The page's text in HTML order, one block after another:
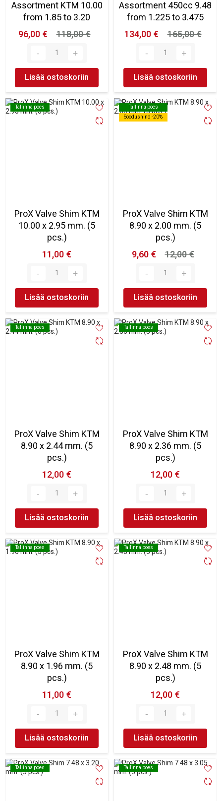
Assortment KTM 10.00
from 1.85 to 3.20
96,00 €
118,00 €
Lisää ostoskoriin
Assortment 450cc 9.48
from 1.225 to 3.475
134,00 €
165,00 €
Lisää ostoskoriin
Tallinna poes
Tallinna poes
ProX Valve Shim KTM
10.00 x 2.95 mm. (5
pcs.)
11,00 €
Lisää ostoskoriin
Tallinna poes
Soodushind -20%
Tallinna poes
Soodushind -20%
ProX Valve Shim KTM
8.90 x 2.00 mm. (5
pcs.)
9,60 €
12,00 €
Lisää ostoskoriin
Tallinna poes
Tallinna poes
ProX Valve Shim KTM
8.90 x 2.44 mm. (5
pcs.)
12,00 €
Lisää ostoskoriin
Tallinna poes
Tallinna poes
ProX Valve Shim KTM
8.90 x 2.36 mm. (5
pcs.)
12,00 €
Lisää ostoskoriin
Tallinna poes
Tallinna poes
ProX Valve Shim KTM
8.90 x 1.96 mm. (5
pcs.)
11,00 €
Lisää ostoskoriin
Tallinna poes
Tallinna poes
ProX Valve Shim KTM
8.90 x 2.48 mm. (5
pcs.)
12,00 €
Lisää ostoskoriin
Tallinna poes
Tallinna poes Tallinna poes
Tallinna poes